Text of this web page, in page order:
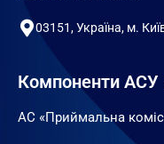
03151, Україна, м.
Компоненти
АС «Приймальна